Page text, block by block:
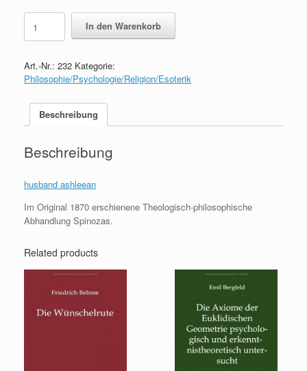
Benedict
von
Spinozas
politische
Abhandlung
In den Warenkorb
Art.-Nr.: 232 Kategorie:
Philosophie/Psychologie/Religion/Esoterik
Beschreibung
Beschreibung
husband ashleean
Im Original 1870 erschienene Theologisch-philosophische
Abhandlung Spinozas.
Related products